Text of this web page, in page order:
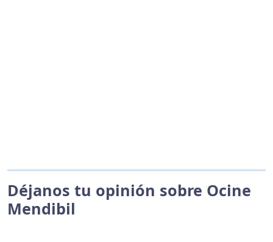
Déjanos tu opinión sobre Ocine
Mendibil